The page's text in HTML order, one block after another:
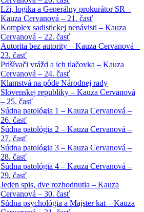
Lži, logika a Generálny prokurátor SR –
Kauza Cervanová – 21. časť
Komplex sadistickej nenávisti – Kauza
Cervanová – 22. časť
Autorita bez autority – Kauza Cervanová –
23. časť
Prišívači vrážd a ich tlačovka – Kauza
Cervanová – 24. časť
Klamstvá na pôde Národnej rady
Slovenskej republiky – Kauza Cervanová
– 25. časť
Súdna patológia 1 – Kauza Cervanová –
26. časť
Súdna patológia 2 – Kauza Cervanová –
27. časť
Súdna patológia 3 – Kauza Cervanová –
28. časť
Súdna patológia 4 – Kauza Cervanová –
29. časť
Jeden spis, dve rozhodnutia – Kauza
Cervanová – 30. časť
Súdna psychológia a Majster kat – Kauza